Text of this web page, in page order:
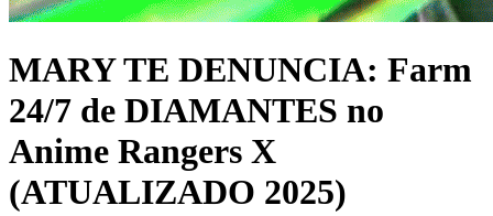
MARY TE DENUNCIA: Farm
24/7 de DIAMANTES no
Anime Rangers X
(ATUALIZADO 2025)